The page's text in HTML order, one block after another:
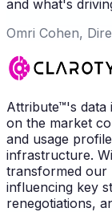
and what's
Omri Cohen,
Attribute™'s
on the market
and usage
infrastructure.
transformed our
influencing key
renegotiations,